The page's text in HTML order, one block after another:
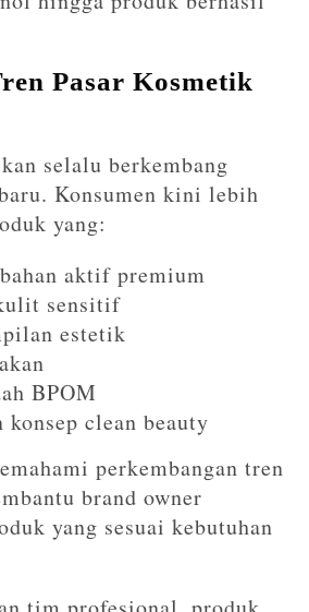
Pasar Kosmetik
selalu berkembang
Konsumen kini lebih
yang:
aktif premium
sensitif
estetik
BPOM
konsep clean beauty
perkembangan tren
brand owner
yang sesuai kebutuhan